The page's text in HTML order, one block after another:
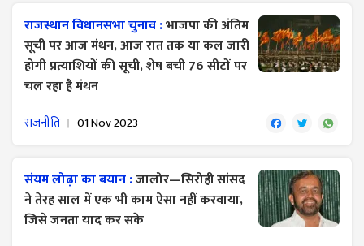
राजस्थान विधानसभा चुनाव :भाजपा की अंतिम
सूची पर आज मंथन, आज रात तक या कल जारी
होगी प्रत्याशियों की सूची, शेष बची 76 सीटों पर
चल रहा है मंथन
राजनीति 01 Nov 2023
संयम लोढ़ा का बयान :जालोर—सिरोही सांसद
ने तेरह साल में एक भी काम ऐसा नहीं करवाया,
जिसे जनता याद कर सके